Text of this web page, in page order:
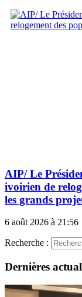
AIP/ Le
ivoirien de
les grands
6 août 2026 à 21:56
Recherche :
Dernières